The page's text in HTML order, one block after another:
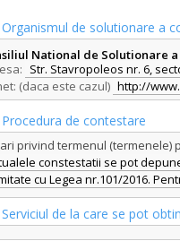
Organismul de solutionare a
National de Solutionare
Str. Stavropoleos nr. 6,
(daca este cazul) http://
Procedura de contestare
privind termenul (termenele)
constestatii se pot
cu Legea nr.101/2016.
Serviciul de la care se pot